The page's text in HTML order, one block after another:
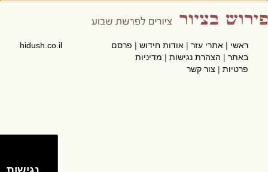
ראשי|אתרי עזר|אודות חידוש|פרסם
באתר|הצהרת נגישות|מדיניות
פרטיות|צור קשר
hidush.co.il